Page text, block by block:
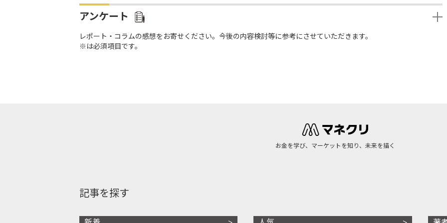
アンケート
レポート・コラムの感想をお寄せください。今後の内容検討等に参考にさせていただきます。
※は必須項目です。
お金を学び、マーケットを知り、未来を描く
記事を探す